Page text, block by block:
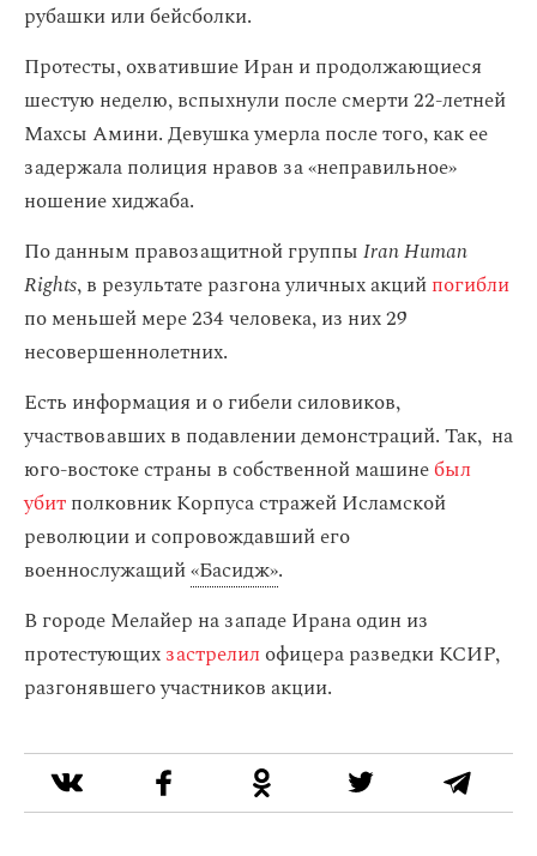
рубашки или бейсболки.
Протесты, охватившие Иран и продолжающиеся
шестую неделю, вспыхнули после смерти 22-летней
Махсы Амини. Девушка умерла после того, как ее
задержала полиция нравов за «неправильное»
ношение хиджаба.
По данным правозащитной группыIran Human
Rights, в результате разгона уличных акцийпогибли
по меньшей мере 234 человека, из них 29
несовершеннолетних.
Есть информация и о гибели силовиков,
участвовавших в подавлении демонстраций. Так, на
юго-востоке страны в собственной машинебыл
убитполковник Корпуса стражей Исламской
революции и сопровождавший его
военнослужащий«‎Басидж».
В городе Мелайер на западе Ирана один из
протестующихзастрелил офицера разведки КСИР,
разгонявшего участников акции.